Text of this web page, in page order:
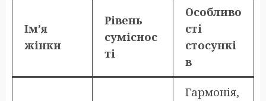
Ім’я
жінки
Рівень
суміснос
ті
Особливо
сті
стосункі
в
Гармонія,